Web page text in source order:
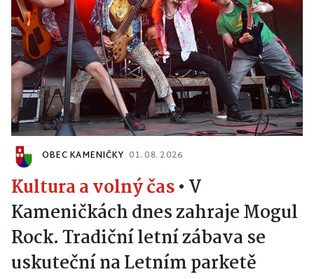
OBEC KAMENIČKY 01. 08. 2026
Kultura a volný čas• V
Kameničkách dnes zahraje Mogul
Rock. Tradiční letní zábava se
uskuteční na Letním parketě